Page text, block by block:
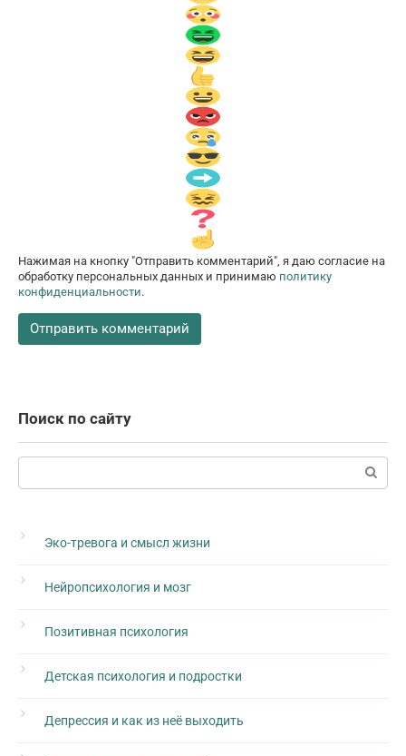
Нажимая на кнопку "Отправить комментарий", я даю согласие на
обработку персональных данных и принимаю политику
конфиденциальности.
Поиск по сайту
Поиск:
Эко-тревога и смысл жизни
Нейропсихология и мозг
Позитивная психология
Детская психология и подростки
Депрессия и как из неё выходить